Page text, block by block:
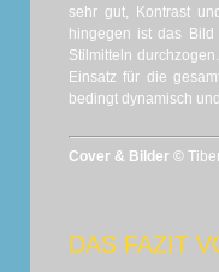
sehr gut, Kontrast
hingegen ist das
Stilmitteln
Einsatz für die
bedingt dynamisch
Cover & Bilder ©
DAS FAZIT